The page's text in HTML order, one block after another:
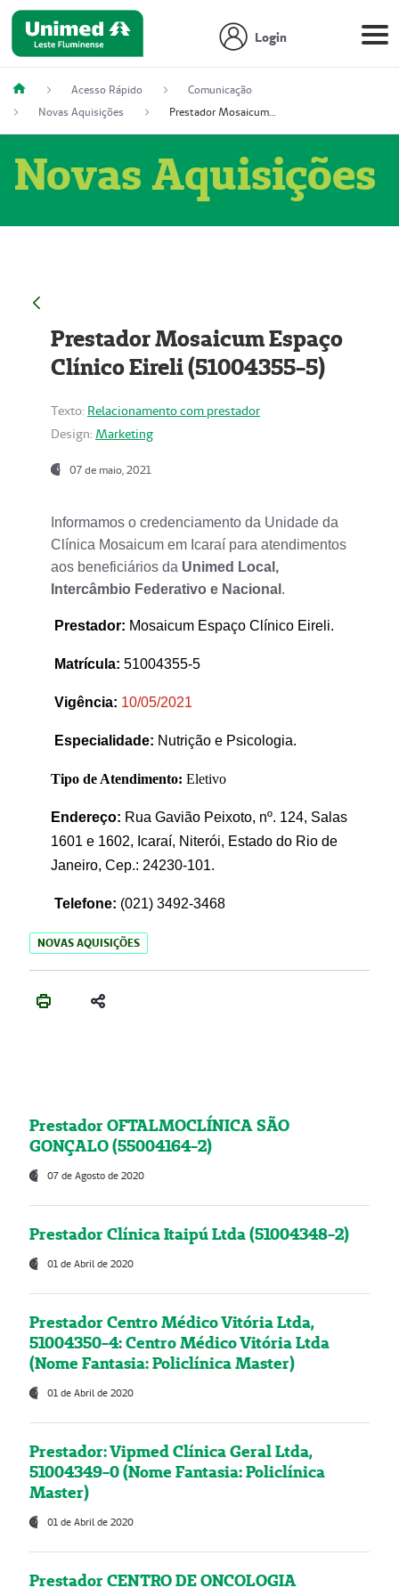
Login
Acesso Rápido
Comunicação
Novas Aquisições
Prestador Mosaicum Espaço Clínico Eireli (51004355-5)
Novas Aquisições
Prestador Mosaicum Espaço
Clínico Eireli (51004355-5)
Texto: Relacionamento com prestador
Design: Marketing
07 de maio, 2021
Informamos o credenciamento da Unidade da
Clínica Mosaicum em Icaraí para atendimentos
aos beneficiários da Unimed Local,
Intercâmbio Federativo e Nacional .
Prestador: Mosaicum Espaço Clínico Eireli.
Matrícula: 51004355-5
Vigência: 10/05/2021
Especialidade: Nutrição e Psicologia.
Tipo de Atendimento: Eletivo
Endereço: Rua Gavião Peixoto, nº. 124, Salas
1601 e 1602, Icaraí, Niterói, Estado do Rio de
Janeiro, Cep.: 24230-101.
Telefone: (021) 3492-3468
NOVAS AQUISIÇÕES
Prestador OFTALMOCLÍNICA SÃO
GONÇALO (55004164-2)
07 de Agosto de 2020
Prestador Clínica Itaipú Ltda (51004348-2)
01 de Abril de 2020
Prestador Centro Médico Vitória Ltda,
51004350-4: Centro Médico Vitória Ltda
(Nome Fantasia: Policlínica Master)
01 de Abril de 2020
Prestador: Vipmed Clínica Geral Ltda,
51004349-0 (Nome Fantasia: Policlínica
Master)
01 de Abril de 2020
Prestador CENTRO DE ONCOLOGIA